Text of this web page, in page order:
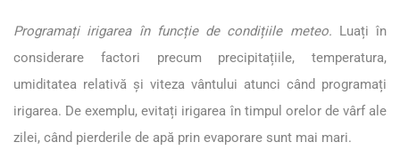
Programați irigarea în funcție de condițiile meteo. Luați în
considerare factori precum precipitațiile, temperatura,
umiditatea relativă și viteza vântului atunci când programați
irigarea. De exemplu, evitați irigarea în timpul orelor de vârf ale
zilei, când pierderile de apă prin evaporare sunt mai mari.